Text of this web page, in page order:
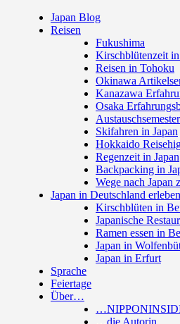
Japan Blog
Reisen
Fukushima
Kirschblütenzeit
Reisen in Tohoku
Okinawa
Kanazawa
Osaka
Skifahren in Japan
Hokkaido
Regenzeit in Japan
Backpacking in
Wege nach Japan
Japan in Deutschland erleben
Kirschblüten in
Japanische
Ramen essen in
Japan in
Japan in Erfurt
Sprache
Feiertage
Über…
…die Autorin